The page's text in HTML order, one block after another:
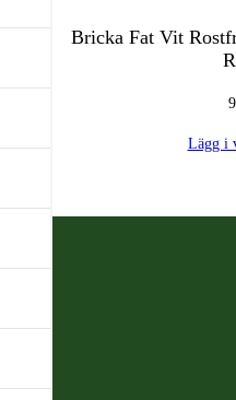
Bricka Fat Vit
Lägg i